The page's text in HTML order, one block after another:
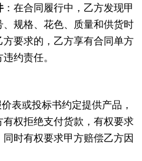
：在合同履行中，乙方发现甲
规格、花色、质量和供货时
要求的，乙方享有合同单方
约责任。
表或投标书约定提供产品，
权拒绝支付货款，有权要求
时有权要求甲方赔偿乙方因